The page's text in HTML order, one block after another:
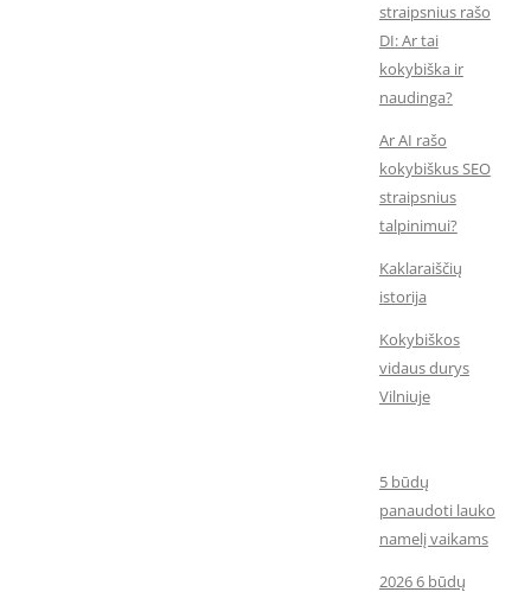
straipsnius rašo
DI: Ar tai
kokybiška ir
naudinga?
Ar AI rašo
kokybiškus SEO
straipsnius
talpinimui?
Kaklaraiščių
istorija
Kokybiškos
vidaus durys
Vilniuje
5 būdų
panaudoti lauko
namelį vaikams
2026 6 būdų